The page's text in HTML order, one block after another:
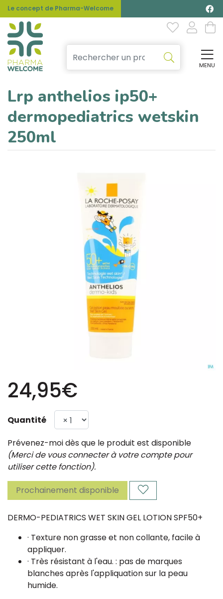
Le concept de Pharma-Welcome
MENU
Lrp anthelios ip50+
dermopediatrics wetskin
250ml
24,95€
Quantité
Prévenez-moi dès que le produit est disponible
(Merci de vous connecter à votre compte pour
utiliser cette fonction).
Prochainement disponible
DERMO-PEDIATRICS WET SKIN GEL LOTION SPF50+
· Texture non grasse et non collante, facile à
appliquer.
· Très résistant à l'eau. : pas de marques
blanches après l'appliquation sur la peau
humide.